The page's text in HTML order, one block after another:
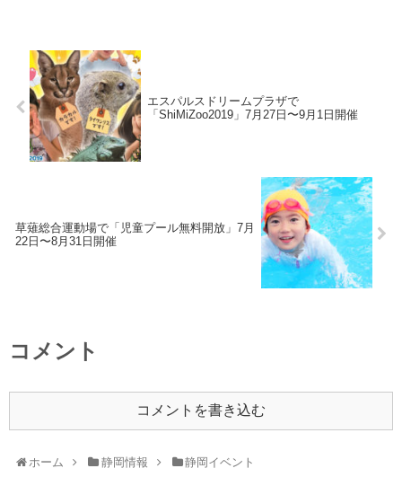
エスパルスドリームプラザで
「ShiMiZoo2019」7月27日〜9月1日開催
草薙総合運動場で「児童プール無料開放」7月
22日〜8月31日開催
コメント
コメントを書き込む
ホーム 静岡情報 静岡イベント